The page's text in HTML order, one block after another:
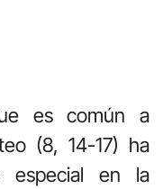
es común a
(8, 14-17) ha
especial en la